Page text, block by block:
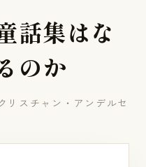
話集はな
のか
リスチャン・アンデルセ